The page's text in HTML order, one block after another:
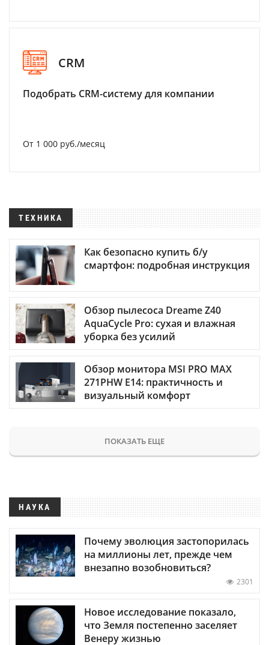
CRM
Подобрать CRM-систему для компании
От 1 000 руб./месяц
ТЕХНИКА
Как безопасно купить б/у
смартфон: подробная инструкция
Обзор пылесоса Dreame Z40
AquaCycle Pro: сухая и влажная
уборка без усилий
Обзор монитора MSI PRO MAX
271PHW E14: практичность и
визуальный комфорт
ПОКАЗАТЬ ЕЩЕ
НАУКА
Почему эволюция застопорилась
на миллионы лет, прежде чем
внезапно возобновиться?
2301
Новое исследование показало,
что Земля постепенно заселяет
Венеру жизнью